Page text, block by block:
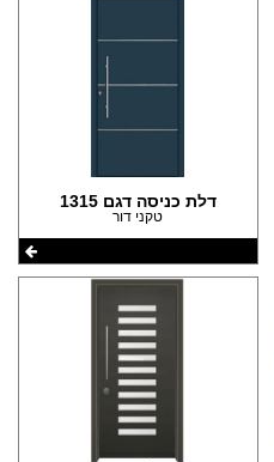
דלת כניסה דגם 1315
טקני דור